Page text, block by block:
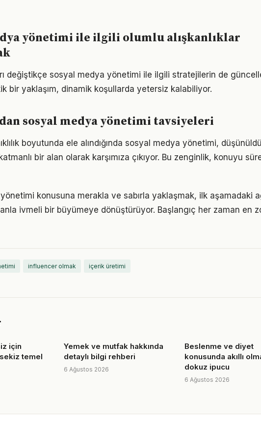
yönetimi ile ilgili olumlu alışkanlıklar
değiştikçe sosyal medya yönetimi ile ilgili stratejilerin de
bir yaklaşım, dinamik koşullarda yetersiz kalabiliyor.
sosyal medya yönetimi tavsiyeleri
boyutunda ele alındığında sosyal medya yönetimi,
bir alan olarak karşımıza çıkıyor. Bu zenginlik, konuyu
konusuna merakla ve sabırla yaklaşmak, ilk aşamadaki
ivmeli bir büyümeye dönüştürüyor. Başlangıç her zaman en
influencer olmak içerik üretimi
için
sekiz temel
Yemek ve mutfak hakkında
detaylı bilgi rehberi
6 Ağustos 2026
Beslenme ve diyet
konusunda akıllı
dokuz ipucu
6 Ağustos 2026